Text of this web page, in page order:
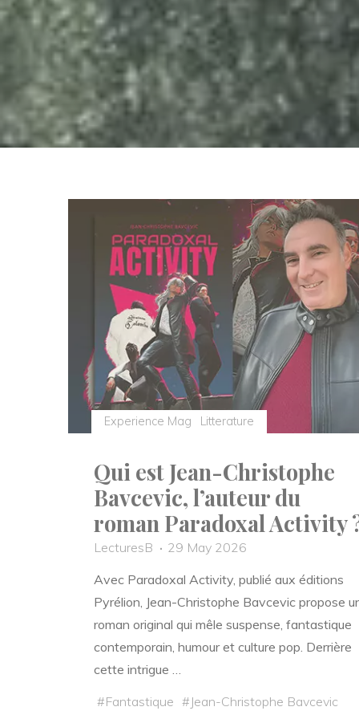
Experience Mag Litterature
Qui est Jean-Christophe
Bavcevic, l’auteur du
roman Paradoxal Activity
LecturesB
29 May 2026
Avec Paradoxal Activity, publié aux éditions
Pyrélion, Jean-Christophe Bavcevic propose
roman original qui mêle suspense, fantastique
contemporain, humour et culture pop. Derrière
cette intrigue …
#Fantastique # Jean-Christophe Bavcevic